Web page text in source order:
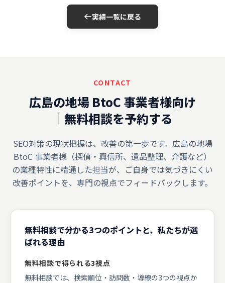
実績一覧に戻る
CONTACT
広島の地場 BtoC 事業者様向け
｜無料相談を予約する
SEO対策の現状把握は、改善の第一歩です。広島の地場
BtoC 事業者様（探偵・興信所、遺品整理、介護など）
の業種特性に精通した担当が、ご自身では気づきにくい
改善ポイントを、専門の視点でフィードバックします。
無料相談で分かる3つのポイントと、私たちが選
ばれる理由
無料相談で得られる3視点
無料相談では、検索順位・訪問数・導線の3つの視点か